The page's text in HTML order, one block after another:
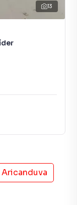
13
Aricanduva